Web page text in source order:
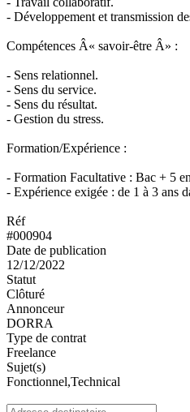
- Développement et transmission
Compétences Â« savoir-être Â» :
- Sens relationnel.
- Sens du service.
- Sens du résultat.
- Gestion du stress.
Formation/Expérience :
- Formation Facultative : Bac + 5
- Expérience exigée : de 1 à 3 ans
Réf
#000904
Date de publication
12/12/2022
Statut
Clôturé
Annonceur
DORRA
Type de contrat
Freelance
Sujet(s)
Fonctionnel,Technical